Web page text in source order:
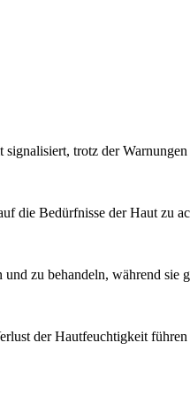
trotz der
die Bedürfnisse der Haut zu
zu behandeln, während sie
der Hautfeuchtigkeit